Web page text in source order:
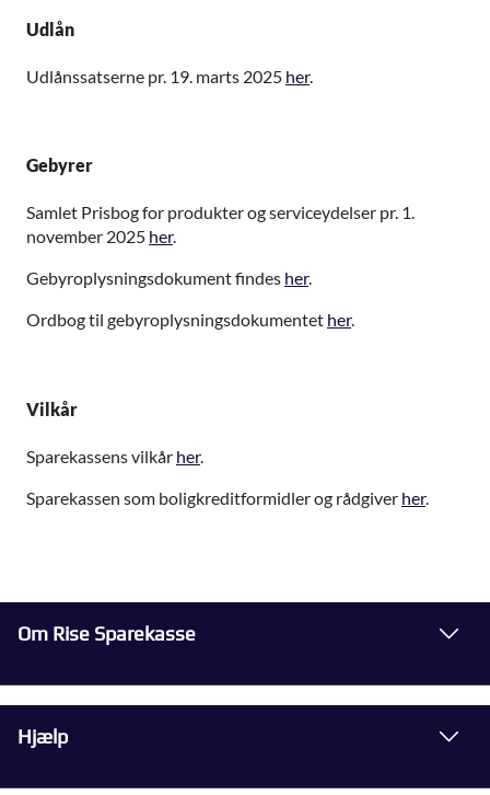
Udlån
Udlånssatserne pr. 19. marts 2025 her.
Gebyrer
Samlet Prisbog for produkter og serviceydelser pr. 1.
november 2025 her.
Gebyroplysningsdokument findes her.
Ordbog til gebyroplysningsdokumentet her.
Vilkår
Sparekassens vilkår her.
Sparekassen som boligkreditformidler og rådgiver her.
Om Rise Sparekasse
Hjælp